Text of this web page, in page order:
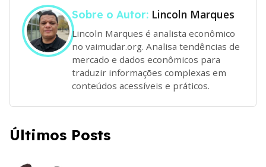
Sobre o Autor: Lincoln Marques
Lincoln Marques é analista econômico
no vaimudar.org. Analisa tendências de
mercado e dados econômicos para
traduzir informações complexas em
conteúdos acessíveis e práticos.
Últimos Posts